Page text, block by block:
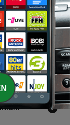
|
mocą |
32" na
na